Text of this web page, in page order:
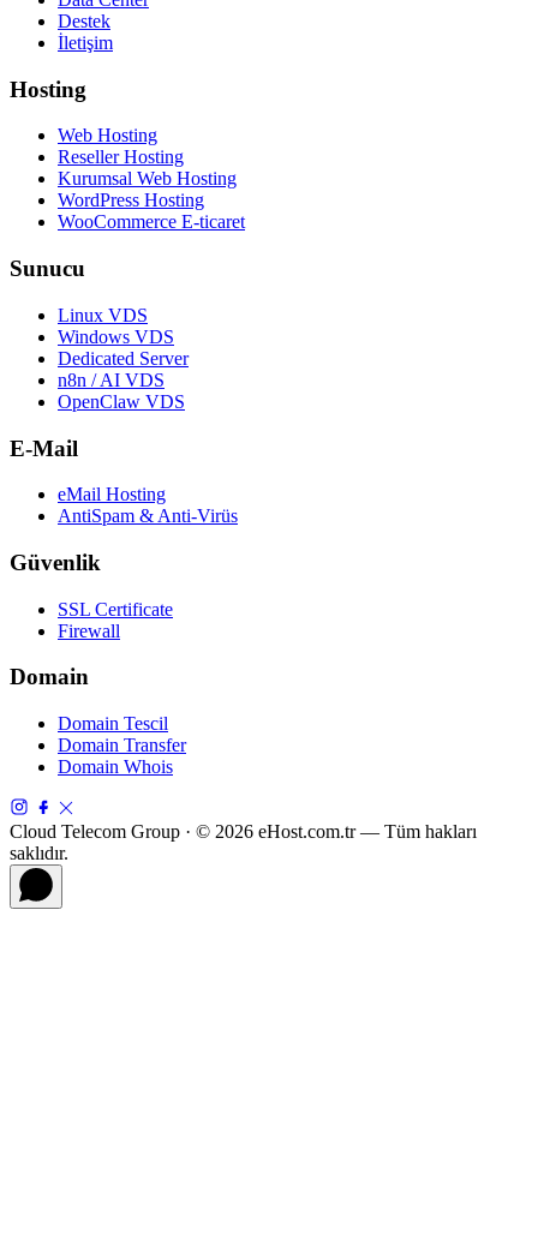
Destek
İletişim
Hosting
Web Hosting
Reseller Hosting
Kurumsal Web Hosting
WordPress Hosting
WooCommerce E-ticaret
Sunucu
Linux VDS
Windows VDS
Dedicated Server
n8n / AI VDS
OpenClaw VDS
E-Mail
eMail Hosting
AntiSpam & Anti-Virüs
Güvenlik
SSL Certificate
Firewall
Domain
Domain Tescil
Domain Transfer
Domain Whois
Cloud Telecom Group · © 2026 eHost.com.tr — Tüm hakları
saklıdır.